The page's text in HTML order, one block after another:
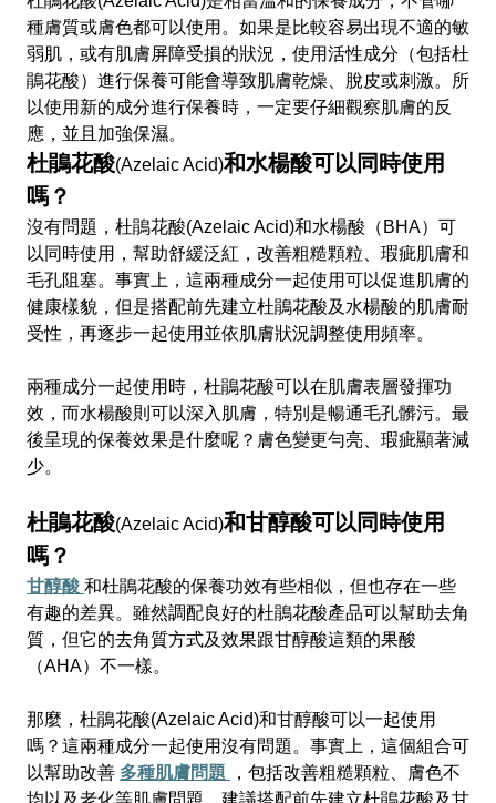
種膚質或膚色都可以使用。如果是比較容易出現不適的敏
弱肌，或有肌膚屏障受損的狀況，使用活性成分（包括杜
鵑花酸）進行保養可能會導致肌膚乾燥、脫皮或刺激。所
以使用新的成分進行保養時，一定要仔細觀察肌膚的反
應，並且加強保濕。
杜鵑花酸(Azelaic Acid)和水楊酸可以同時使用
嗎？
沒有問題，杜鵑花酸(Azelaic Acid)和水楊酸（BHA）可
以同時使用，幫助舒緩泛紅，改善粗糙顆粒、瑕疵肌膚和
毛孔阻塞。事實上，這兩種成分一起使用可以促進肌膚的
健康樣貌，但是搭配前先建立杜鵑花酸及水楊酸的肌膚耐
受性，再逐步一起使用並依肌膚狀況調整使用頻率。
兩種成分一起使用時，杜鵑花酸可以在肌膚表層發揮功
效，而水楊酸則可以深入肌膚，特別是暢通毛孔髒污。最
後呈現的保養效果是什麼呢？膚色變更勻亮、瑕疵顯著減
少。
杜鵑花酸(Azelaic Acid)和甘醇酸可以同時使用
嗎？
甘醇酸 和杜鵑花酸的保養功效有些相似，但也存在一些
有趣的差異。雖然調配良好的杜鵑花酸產品可以幫助去角
質，但它的去角質方式及效果跟甘醇酸這類的果酸
（AHA）不一樣。
那麼，杜鵑花酸(Azelaic Acid)和甘醇酸可以一起使用
嗎？這兩種成分一起使用沒有問題。事實上，這個組合可
以幫助改善 多種肌膚問題
，包括改善粗糙顆粒、膚色不
均以及老化等肌膚問題，建議搭配前先建立杜鵑花酸及甘